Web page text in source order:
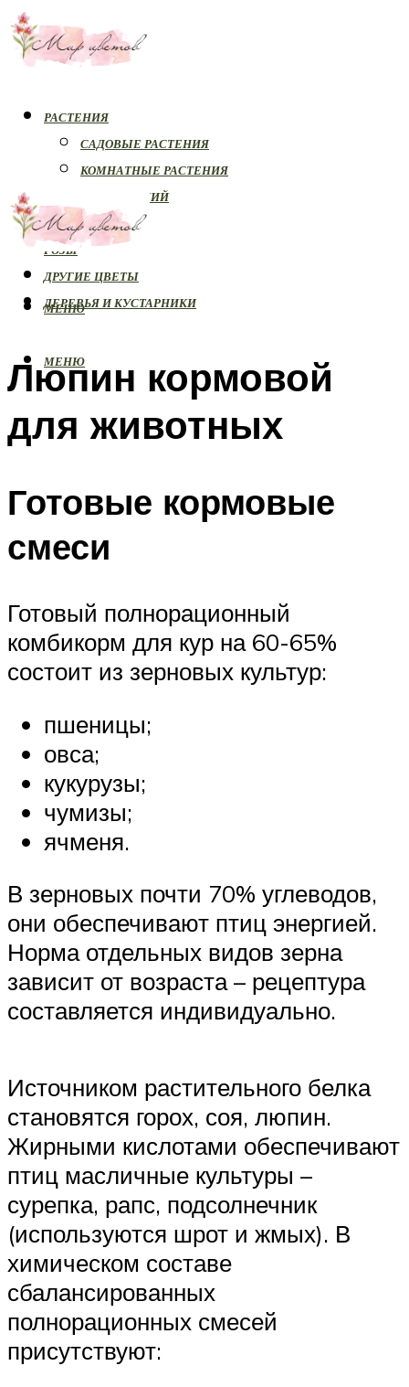
РАСТЕНИЯ
САДОВЫЕ РАСТЕНИЯ
КОМНАТНЫЕ РАСТЕНИЯ
БОЛЕЗНИ РАСТЕНИЙ
ОРХИДЕИ
РОЗЫ
ДРУГИЕ ЦВЕТЫ
ДЕРЕВЬЯ И КУСТАРНИКИ
МЕНЮ
МЕНЮ
Люпин кормовой
для животных
Готовые кормовые
смеси
Готовый полнорационный
комбикорм для кур на 60-65%
состоит из зерновых культур:
пшеницы;
овса;
кукурузы;
чумизы;
ячменя.
В зерновых почти 70% углеводов,
они обеспечивают птиц энергией.
Норма отдельных видов зерна
зависит от возраста – рецептура
составляется индивидуально.
Источником растительного белка
становятся горох, соя, люпин.
Жирными кислотами обеспечивают
птиц масличные культуры –
сурепка, рапс, подсолнечник
(используются шрот и жмых). В
химическом составе
сбалансированных
полнорационных смесей
присутствуют: